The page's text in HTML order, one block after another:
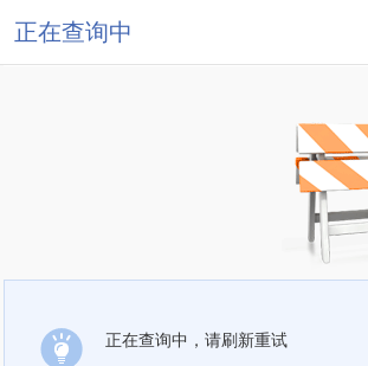
正在查询中
正在查询中，请刷新重试